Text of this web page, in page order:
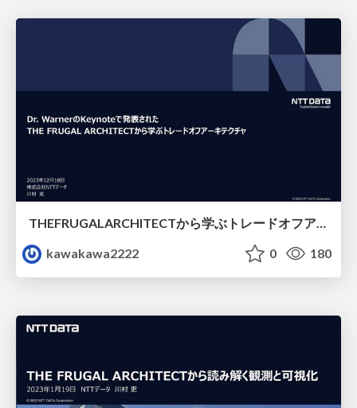
kawakawa2222
0 180